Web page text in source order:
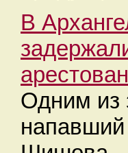
В
Одним из
напавший